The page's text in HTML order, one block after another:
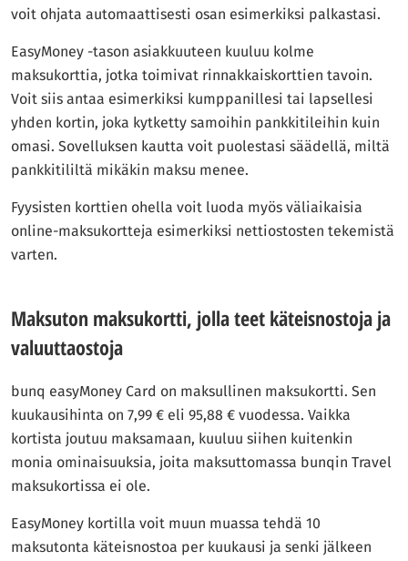
voit ohjata automaattisesti osan esimerkiksi palkastasi.
EasyMoney -tason asiakkuuteen kuuluu kolme
maksukorttia, jotka toimivat rinnakkaiskorttien tavoin.
Voit siis antaa esimerkiksi kumppanillesi tai lapsellesi
yhden kortin, joka kytketty samoihin pankkitileihin kuin
omasi. Sovelluksen kautta voit puolestasi säädellä, miltä
pankkitililtä mikäkin maksu menee.
Fyysisten korttien ohella voit luoda myös väliaikaisia
online-maksukortteja esimerkiksi nettiostosten tekemistä
varten.
Maksuton maksukortti, jolla teet käteisnostoja ja
valuuttaostoja
bunq easyMoney Card on maksullinen maksukortti. Sen
kuukausihinta on 7,99 € eli 95,88 € vuodessa. Vaikka
kortista joutuu maksamaan, kuuluu siihen kuitenkin
monia ominaisuuksia, joita maksuttomassa bunqin Travel
maksukortissa ei ole.
EasyMoney kortilla voit muun muassa tehdä 10
maksutonta käteisnostoa per kuukausi ja senki jälkeen